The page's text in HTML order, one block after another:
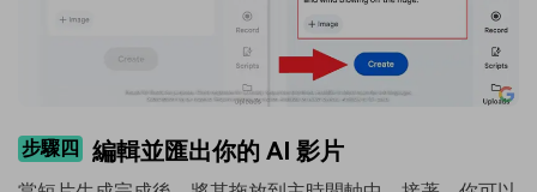
步驟四 編輯並匯出你的 AI 影片